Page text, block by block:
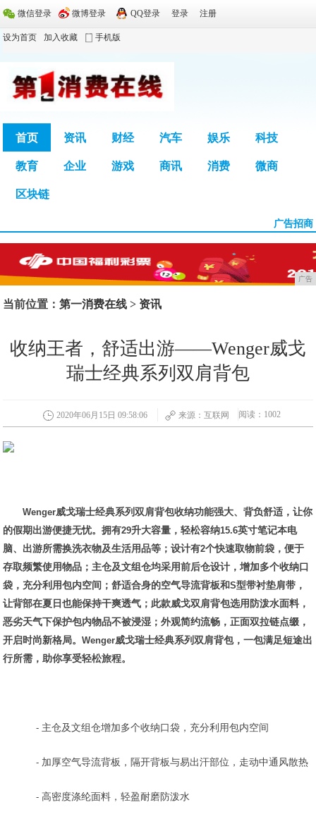
微信登录 微博登录 QQ登录 登录 注册
设为首页 加入收藏 手机版
首页 资讯 财经 汽车 娱乐 科技
教育 企业 游戏 商讯 消费 微商
区块链
广告招商
广告
当前位置：第一消费在线 > 资讯
收纳王者，舒适出游——Wenger威戈
瑞士经典系列双肩背包
2020年06月15日 09:58:06 来源：互联网 阅读：1002
Wenger威戈瑞士经典系列双肩背包收纳功能强大、背负舒适，让你
的假期出游便捷无忧。拥有29升大容量，轻松容纳15.6英寸笔记本电
脑、出游所需换洗衣物及生活用品等；设计有2个快速取物前袋，便于
存取频繁使用物品；主仓及文组仓均采用前后仓设计，增加多个收纳口
袋，充分利用包内空间；舒适合身的空气导流背板和S型带衬垫肩带，
让背部在夏日也能保持干爽透气；此款威戈双肩背包选用防泼水面料，
恶劣天气下保护包内物品不被浸湿；外观简约流畅，正面双拉链点缀，
开启时尚新格局。Wenger威戈瑞士经典系列双肩背包，一包满足短途出
行所需，助你享受轻松旅程。
- 主仓及文组仓增加多个收纳口袋，充分利用包内空间
- 加厚空气导流背板，隔开背板与易出汗部位，走动中通风散热
- 高密度涤纶面料，轻盈耐磨防泼水